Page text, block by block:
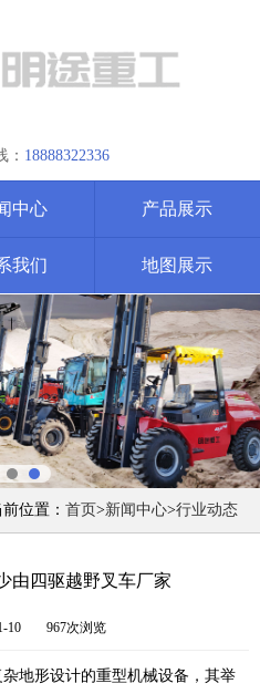
： 18888322336
中心 产品展示
我们 地图展示
前位置： 首页>新闻中心>行业动态
由四驱越野叉车厂家
10 967次浏览
地形设计的重型机械设备，其举